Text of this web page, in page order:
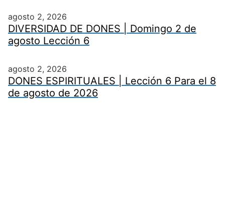
agosto 2, 2026
DIVERSIDAD DE DONES | Domingo 2 de
agosto Lección 6
agosto 2, 2026
DONES ESPIRITUALES | Lección 6 Para el 8
de agosto de 2026